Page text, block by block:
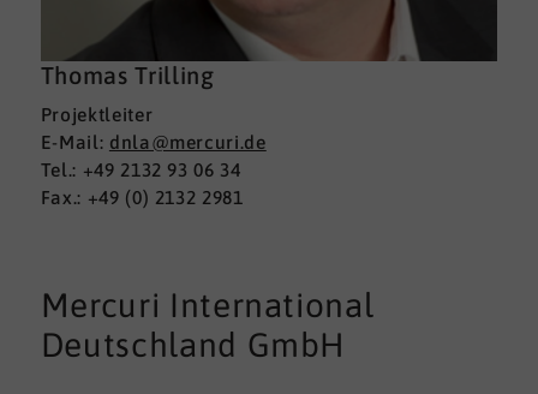
Thomas Trilling
Projektleiter
E-Mail: dnla@mercuri.de
Tel.: +49 2132 93 06 34
Fax.: +49 (0) 2132 2981
Mercuri International
Deutschland GmbH